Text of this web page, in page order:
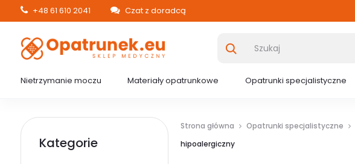
+48 61 610 2041 Czat z doradcą
Nietrzymanie moczu Materiały opatrunkowe Opatrunki specjalistyczne
Strona główna Opatrunki specjalistyczne
hipoalergiczny
Kategorie